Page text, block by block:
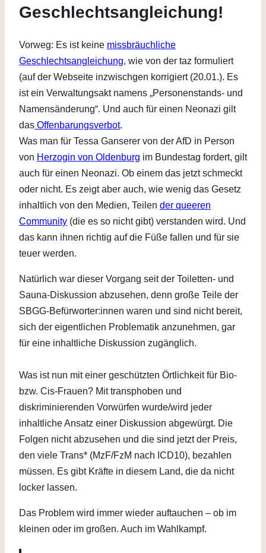
Geschlechtsangleichung!
Vorweg: Es ist keine missbräuchliche
Geschlechtsangleichung, wie von der taz formuliert
(auf der Webseite inzwischgen korrigiert (20.01.). Es
ist ein Verwaltungsakt namens „Personenstands- und
Namensänderung“. Und auch für einen Neonazi gilt
das Offenbarungsverbot.
Was man für Tessa Ganserer von der AfD in Person
von Herzogin von Oldenburg im Bundestag fordert, gilt
auch für einen Neonazi. Ob einem das jetzt schmeckt
oder nicht. Es zeigt aber auch, wie wenig das Gesetz
inhaltlich von den Medien, Teilen der queeren
Community (die es so nicht gibt) verstanden wird. Und
das kann ihnen richtig auf die Füße fallen und für sie
teuer werden.
Natürlich war dieser Vorgang seit der Toiletten- und
Sauna-Diskussion abzusehen, denn große Teile der
SBGG-Befürworter:innen waren und sind nicht bereit,
sich der eigentlichen Problematik anzunehmen, gar
für eine inhaltliche Diskussion zugänglich.
Was ist nun mit einer geschützten Örtlichkeit für Bio-
bzw. Cis-Frauen? Mit transphoben und
diskriminierenden Vorwürfen wurde/wird jeder
inhaltliche Ansatz einer Diskussion abgewürgt. Die
Folgen nicht abzusehen und die sind jetzt der Preis,
den viele Trans* (MzF/FzM nach ICD10), bezahlen
müssen. Es gibt Kräfte in diesem Land, die da nicht
locker lassen.
Das Problem wird immer wieder auftauchen – ob im
kleinen oder im großen. Auch im Wahlkampf.